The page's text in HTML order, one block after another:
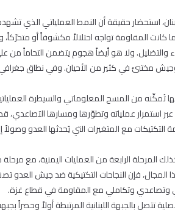
استحضار حقيقة أن النمط العملياتي الذي
كانت المقاومة تواجه احتلالاً مكشوفاً أو
والتضليل. ولا هو أيضاً هجوم يتضمن التحاماً
مختبئ في كثير من الأحيان. وفي نطاق
تُمكِّنه من المسح المعلوماتي والسيطرة
استمرار عملياته وتطوّرها ومسارها التصاعدي،
مع المتغيرات التي يُحدثها العدو وصولاً
المرحلة الرابعة من العمليات اليمنية، مع مرحلة
فإن النجاحات التكتيكية ضد جيش العدو
وتصاعدي وتكاملي مع المقاومة في قطاع غزة.
تتصل بالجبهة اللبنانية المرتبطة أولاً وحصراً